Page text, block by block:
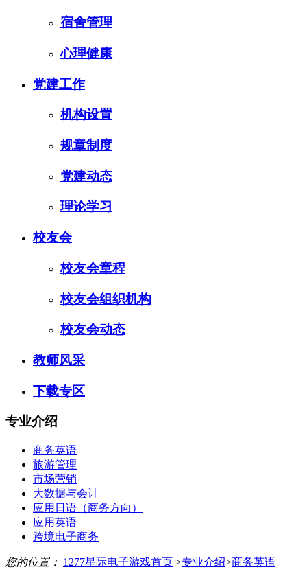
宿舍管理
心理健康
党建工作
机构设置
规章制度
党建动态
理论学习
校友会
校友会章程
校友会组织机构
校友会动态
教师风采
下载专区
专业介绍
商务英语
旅游管理
市场营销
大数据与会计
应用日语（商务方向）
应用英语
跨境电子商务
您的位置： 1277星际电子游戏首页 >专业介绍>商务英语